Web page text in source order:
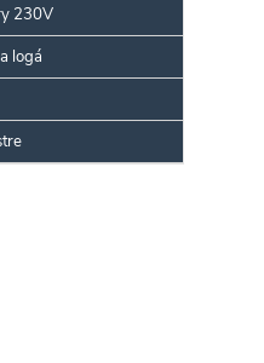
230V
logá